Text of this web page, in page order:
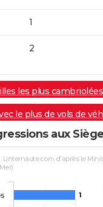
1
2
les plus cambriolées
le plus de vols de
aux
Linternaute.com d'après le
1